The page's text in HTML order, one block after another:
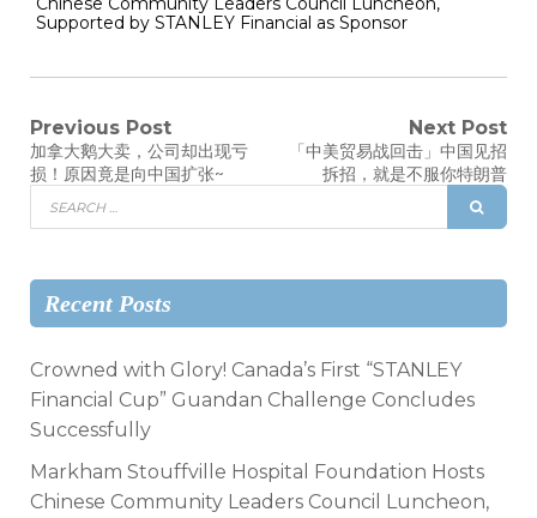
Supported by STANLEY Financial as Sponsor
Previous Post
加拿大鹅大卖，公司却出现亏
损！原因竟是向中国扩张~
Next Post
「中美贸易战回击」中国见招
拆招，就是不服你特朗普
Recent Posts
Crowned with Glory! Canada’s First “STANLEY
Financial Cup” Guandan Challenge Concludes
Successfully
Markham Stouffville Hospital Foundation Hosts
Chinese Community Leaders Council Luncheon,